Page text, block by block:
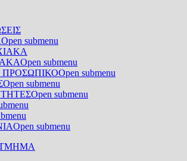
Open submenu
Open submenu
ΠΡΟΣΩΠΙΚΟOpen submenu
Open submenu
Open submenu
Open submenu